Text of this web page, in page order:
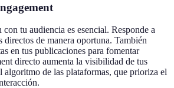
tu audiencia es esencial. Responde a
directos de manera oportuna. También
en tus publicaciones para fomentar
directo aumenta la visibilidad de tus
algoritmo de las plataformas, que prioriza el